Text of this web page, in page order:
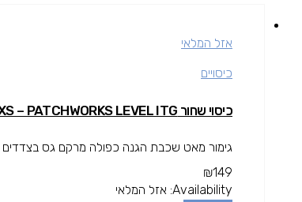
אזל המלאי
כיסויים
כיסוי שחור IPHONE X / XS – PATCHWORKS LEVEL ITG
גימור מאט שכבת הגנה כפולה מרקם גס בצדדים
₪149
Availability: אזל המלאי